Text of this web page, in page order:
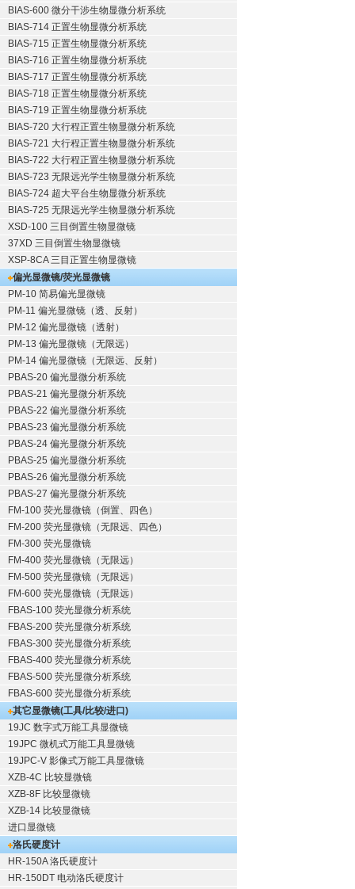
BIAS-600 微分干涉生物显微分析系统
BIAS-714 正置生物显微分析系统
BIAS-715 正置生物显微分析系统
BIAS-716 正置生物显微分析系统
BIAS-717 正置生物显微分析系统
BIAS-718 正置生物显微分析系统
BIAS-719 正置生物显微分析系统
BIAS-720 大行程正置生物显微分析系统
BIAS-721 大行程正置生物显微分析系统
BIAS-722 大行程正置生物显微分析系统
BIAS-723 无限远光学生物显微分析系统
BIAS-724 超大平台生物显微分析系统
BIAS-725 无限远光学生物显微分析系统
XSD-100 三目倒置生物显微镜
37XD 三目倒置生物显微镜
XSP-8CA 三目正置生物显微镜
偏光显微镜/荧光显微镜
PM-10 简易偏光显微镜
PM-11 偏光显微镜（透、反射）
PM-12 偏光显微镜（透射）
PM-13 偏光显微镜（无限远）
PM-14 偏光显微镜（无限远、反射）
PBAS-20 偏光显微分析系统
PBAS-21 偏光显微分析系统
PBAS-22 偏光显微分析系统
PBAS-23 偏光显微分析系统
PBAS-24 偏光显微分析系统
PBAS-25 偏光显微分析系统
PBAS-26 偏光显微分析系统
PBAS-27 偏光显微分析系统
FM-100 荧光显微镜（倒置、四色）
FM-200 荧光显微镜（无限远、四色）
FM-300 荧光显微镜
FM-400 荧光显微镜（无限远）
FM-500 荧光显微镜（无限远）
FM-600 荧光显微镜（无限远）
FBAS-100 荧光显微分析系统
FBAS-200 荧光显微分析系统
FBAS-300 荧光显微分析系统
FBAS-400 荧光显微分析系统
FBAS-500 荧光显微分析系统
FBAS-600 荧光显微分析系统
其它显微镜(工具/比较/进口)
19JC 数字式万能工具显微镜
19JPC 微机式万能工具显微镜
19JPC-V 影像式万能工具显微镜
XZB-4C 比较显微镜
XZB-8F 比较显微镜
XZB-14 比较显微镜
进口显微镜
洛氏硬度计
HR-150A 洛氏硬度计
HR-150DT 电动洛氏硬度计